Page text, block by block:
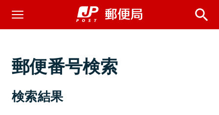
郵便番号検索
検索結果